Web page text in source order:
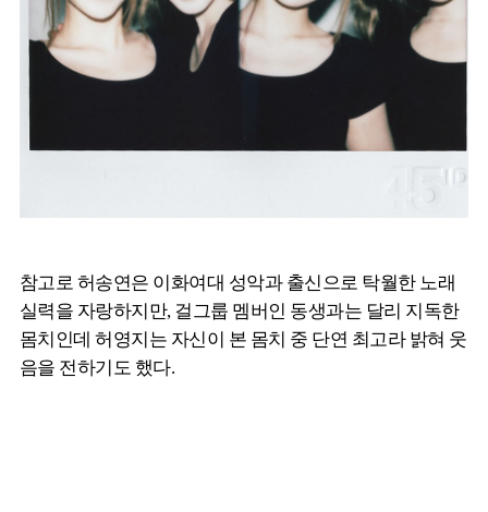
참고로 허송연은 이화여대 성악과 출신으로 탁월한 노래
실력을 자랑하지만, 걸그룹 멤버인 동생과는 달리 지독한
몸치인데 허영지는 자신이 본 몸치 중 단연 최고라 밝혀 웃
음을 전하기도 했다.